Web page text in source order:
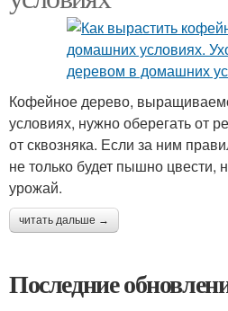
Кофейное дерево,
условиях, нужно оберегать от
от сквозняка. Если за ним
не только будет пышно цвести,
урожай.
читать дальше →
Последние